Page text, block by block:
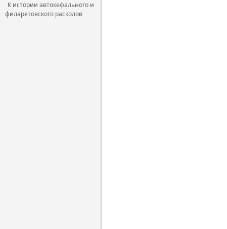
К истории автокефального и
филаретовского расколов